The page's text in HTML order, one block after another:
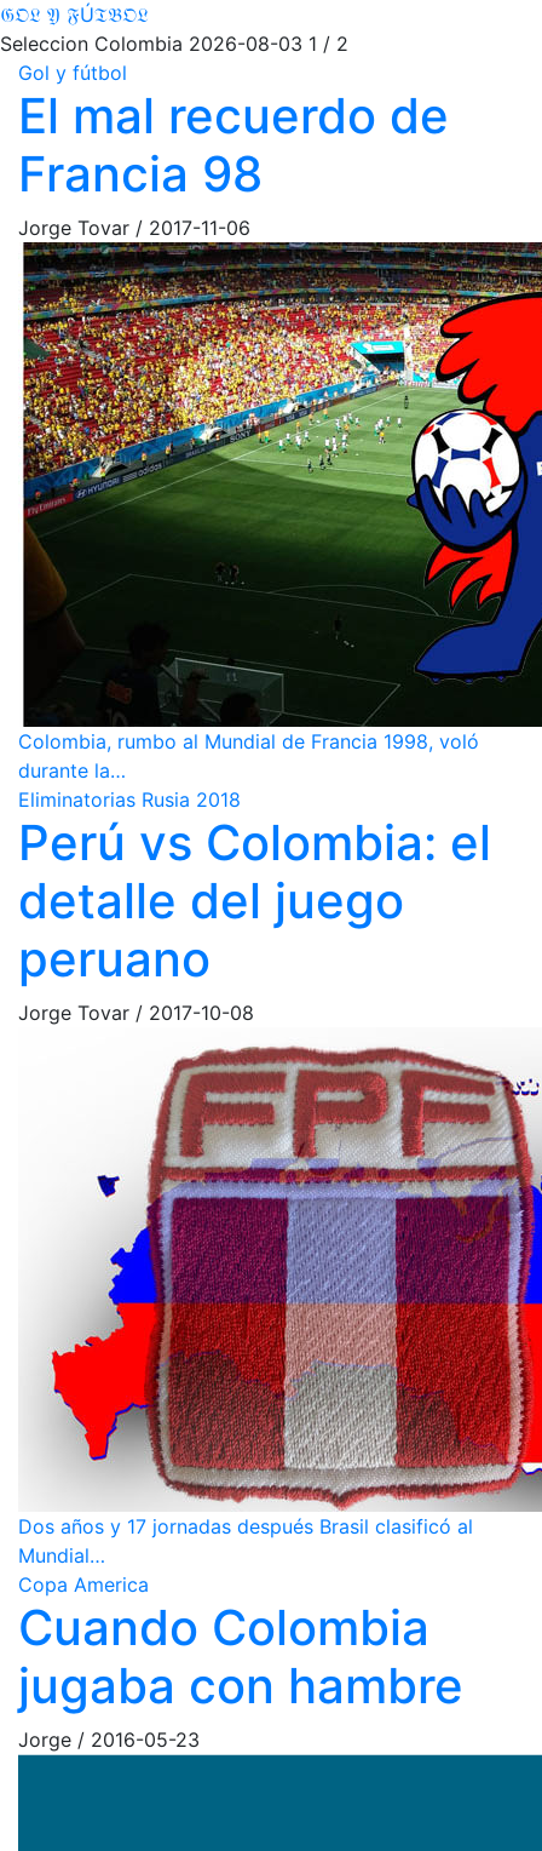
𝔊𝔒𝔏 𝔜 𝔉Ú𝔗𝔅𝔒𝔏
Seleccion Colombia 2026-08-03 1 / 2
Gol y fútbol
El mal recuerdo de
Francia 98
Jorge Tovar / 2017-11-06
Colombia, rumbo al Mundial de Francia 1998, voló
durante la…
Eliminatorias Rusia 2018
Perú vs Colombia: el
detalle del juego
peruano
Jorge Tovar / 2017-10-08
Dos años y 17 jornadas después Brasil clasificó al
Mundial…
Copa America
Cuando Colombia
jugaba con hambre
Jorge / 2016-05-23